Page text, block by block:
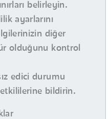
belirleyin.
ayarlarını
diğer
olduğunu kontrol
edici durumu
bildirin.